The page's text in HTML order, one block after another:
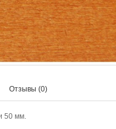
Отзывы (0)
50 мм.